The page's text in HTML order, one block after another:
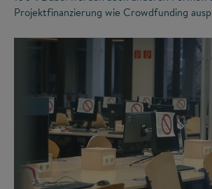
Projektfinanzierung wie Crowdfunding